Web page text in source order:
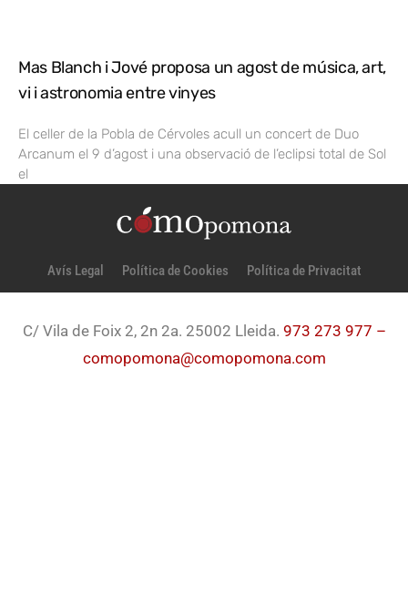
Mas Blanch i Jové proposa un agost de música, art,
vi i astronomia entre vinyes
El celler de la Pobla de Cérvoles acull un concert de Duo
Arcanum el 9 d’agost i una observació de l’eclipsi total de Sol
el
Avís Legal Política de Cookies Política de Privacitat
C/ Vila de Foix 2, 2n 2a. 25002 Lleida. 973 273 977 –
comopomona@comopomona.com